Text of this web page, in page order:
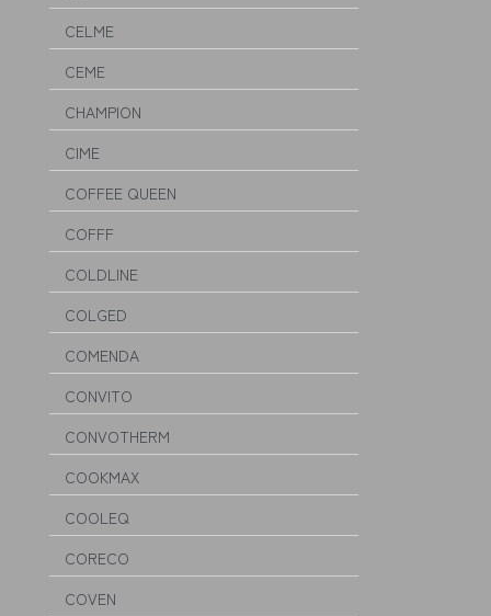
CELME
CEME
CHAMPION
CIME
COFFEE QUEEN
COFFF
COLDLINE
COLGED
COMENDA
CONVITO
CONVOTHERM
COOKMAX
COOLEQ
CORECO
COVEN